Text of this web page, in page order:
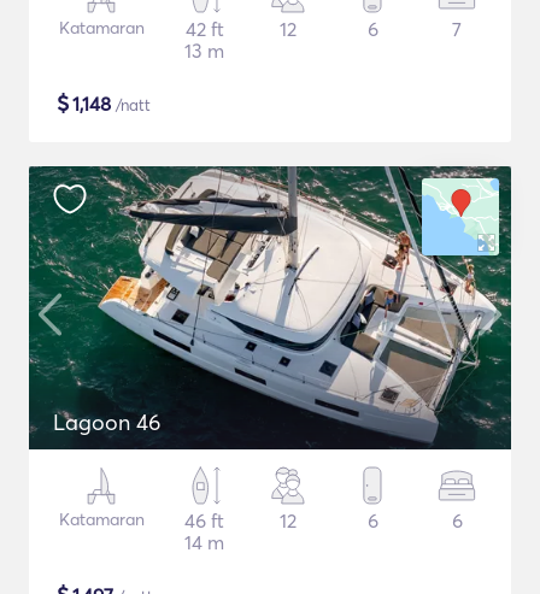
Katamaran
42 ft
13 m
12 6 7
$1,148 /natt
Lagoon 46
Katamaran
46 ft
14 m
12 6 6